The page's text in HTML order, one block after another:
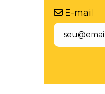
E-mail